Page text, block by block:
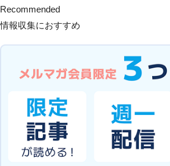
Recommended
情報収集におすすめ